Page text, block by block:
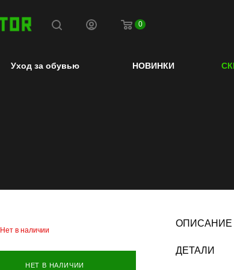
0
Уход за обувью НОВИНКИ
Нет в наличии
НЕТ В НАЛИЧИИ
ОПИСАНИЕ
ДЕТАЛИ